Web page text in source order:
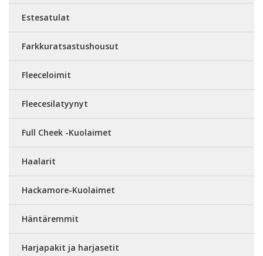
Estesatulat
Farkkuratsastushousut
Fleeceloimit
Fleecesilatyynyt
Full Cheek -Kuolaimet
Haalarit
Hackamore-Kuolaimet
Häntäremmit
Harjapakit ja harjasetit